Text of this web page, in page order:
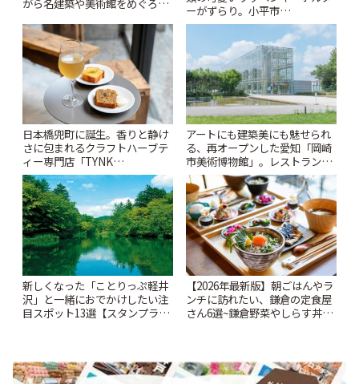
ーがずらり。小平市
「Kimamaya T&K」 | ことりっ
日本橋兜町に誕生。香りと静け
さに包まれるクラフトハーブテ
ィー専門店「TYNK
Kabutocho」 | ことりっぷ
アートにも建築美にも魅せられ
る、再オープンした愛知「岡崎
市美術博物館」。レストランや
ショップも充実 | ことりっぷ
新しくなった「ことりっぷ軽井
沢」と一緒におでかけしたい注
目スポット13選【スタンプラリ
【2026年最新版】朝ごはんやラ
ンチに訪れたい、鎌倉の定食屋
さん6選~鎌倉野菜やしらす丼な